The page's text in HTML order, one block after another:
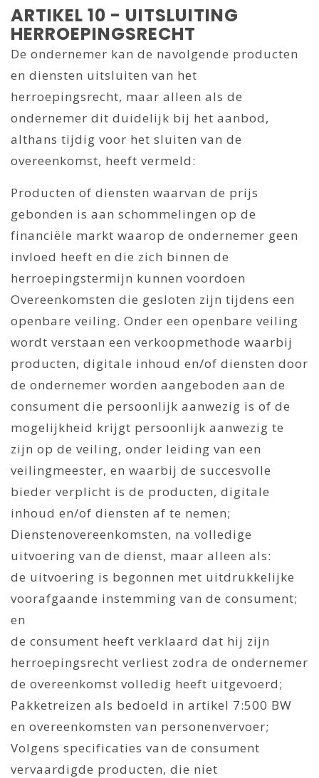
ARTIKEL 10 - UITSLUITING
HERROEPINGSRECHT
De ondernemer kan de navolgende producten
en diensten uitsluiten van het
herroepingsrecht, maar alleen als de
ondernemer dit duidelijk bij het aanbod,
althans tijdig voor het sluiten van de
overeenkomst, heeft vermeld:
Producten of diensten waarvan de prijs
gebonden is aan schommelingen op de
financiële markt waarop de ondernemer geen
invloed heeft en die zich binnen de
herroepingstermijn kunnen voordoen
Overeenkomsten die gesloten zijn tijdens een
openbare veiling. Onder een openbare veiling
wordt verstaan een verkoopmethode waarbij
producten, digitale inhoud en/of diensten door
de ondernemer worden aangeboden aan de
consument die persoonlijk aanwezig is of de
mogelijkheid krijgt persoonlijk aanwezig te
zijn op de veiling, onder leiding van een
veilingmeester, en waarbij de succesvolle
bieder verplicht is de producten, digitale
inhoud en/of diensten af te nemen;
Dienstenovereenkomsten, na volledige
uitvoering van de dienst, maar alleen als:
de uitvoering is begonnen met uitdrukkelijke
voorafgaande instemming van de consument;
en
de consument heeft verklaard dat hij zijn
herroepingsrecht verliest zodra de ondernemer
de overeenkomst volledig heeft uitgevoerd;
Pakketreizen als bedoeld in artikel 7:500 BW
en overeenkomsten van personenvervoer;
Volgens specificaties van de consument
vervaardigde producten, die niet